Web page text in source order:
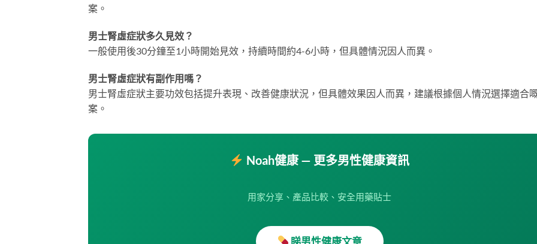
案。
男士腎虛症狀多久見效？
一般使用後30分鐘至1小時開始見效，持續時間約4-6小時，但具體情況因人而異。
男士腎虛症狀有副作用嗎？
男士腎虛症狀主要功效包括提升表現、改善健康狀況，但具體效果因人而異，建議根據個人情況選擇適合
案。
Noah健康 — 更多男性健康資訊
用家分享、產品比較、安全用藥貼士
睇男性健康文章